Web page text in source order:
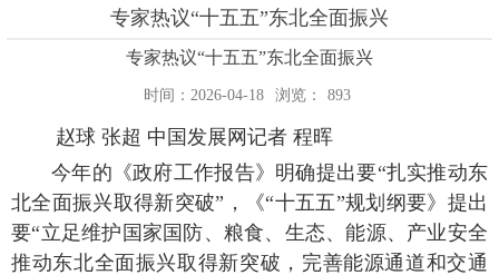
专家热议“十五五”东北全面振兴
专家热议“十五五”东北全面振兴
时间：2026-04-18 浏览： 893
赵球 张超 中国发展网记者 程晖
今年的《政府工作报告》明确提出要“扎实推动东
北全面振兴取得新突破”，《“十五五”规划纲要》提出
要“立足维护国家国防、粮食、生态、能源、产业安全
推动东北全面振兴取得新突破，完善能源通道和交通